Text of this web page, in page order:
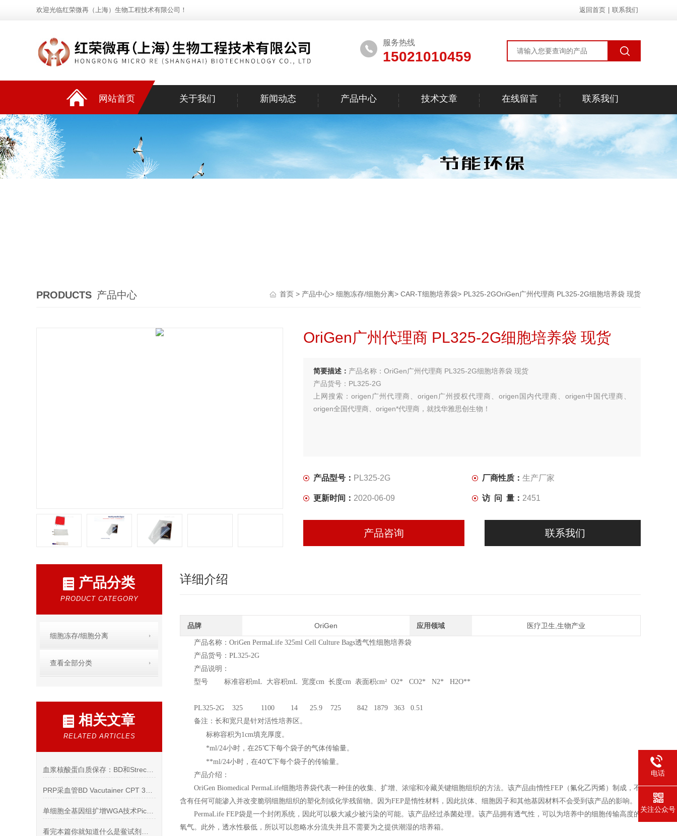
欢迎光临红荣微再（上海）生物工程技术有限公司！ 返回首页 联系我们
服务热线
15021010459
网站首页 关于我们 新闻动态 产品中心 技术文章 在线留言 联系我们
PRODUCTS 产品中心 首页 > 产品中心> 细胞冻存/细胞分离> CAR-T细胞培养袋> PL325-2GOriGen广州代理商 PL325-2G细胞培养袋 现货
OriGen广州代理商 PL325-2G细胞培养袋 现货
简要描述： 产品名称：OriGen广州代理商 PL325-2G细胞培养袋 现货
产品货号：PL325-2G
上网搜索：origen广州代理商、origen广州授权代理商、origen国内代理商、origen中国代理商、
origen全国代理商、origen*代理商，就找华雅思创生物！
产品型号： PL325-2G 厂商性质： 生产厂家
更新时间： 2020-06-09 访 问 量： 2451
产品咨询 联系我们
产品分类
PRODUCT CATEGORY
细胞冻存/细胞分离
查看全部分类
相关文章
RELATED ARTICLES
详细介绍
品牌 OriGen 应用领域 医疗卫生,生物产业
产品名称：OriGen PermaLife 325ml Cell Culture Bags透气性细胞培养袋
产品货号：PL325-2G
产品说明：
型号 标准容积mL 大容积mL 宽度cm 长度cm 表面积cm² O2* CO2* N2* H2O**
PL325-2G 325 1100 14 25.9 725 842 1879 363 0.51
备注：长和宽只是针对活性培养区。
标称容积为1cm填充厚度。
*ml/24小时，在25℃下每个袋子的气体传输量。
**ml/24小时，在40℃下每个袋子的传输量。
产品介绍：
OriGen Biomedical PermaLife细胞培养袋代表一种佳的收集、扩增、浓缩和冷藏关键细胞组织的方法。该产品由惰性FEP（氟化乙丙烯）制成，不
含有任何可能渗入并改变脆弱细胞组织的塑化剂或化学残留物。因为FEP是惰性材料，因此抗体、细胞因子和其他基因材料不会受到该产品的影响。
PermaLife FEP袋是一个封闭系统，因此可以极大减少被污染的可能。该产品经过杀菌处理。该产品拥有透气性，可以为培养中的细胞传输高度的
氧气。此外，透水性极低，所以可以忽略水分流失并且不需要为之提供潮湿的培养箱。
电话
关注公众号